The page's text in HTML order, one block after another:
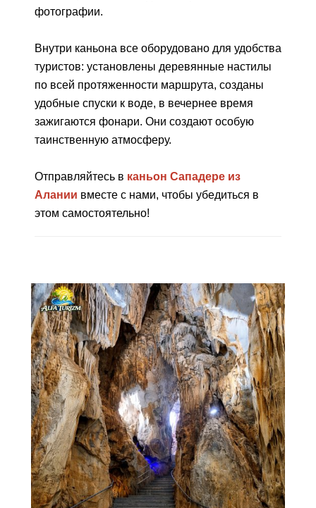
фотографии.
Внутри каньона все оборудовано для удобства
туристов: установлены деревянные настилы
по всей протяженности маршрута, созданы
удобные спуски к воде, в вечернее время
зажигаются фонари. Они создают особую
таинственную атмосферу.
Отправляйтесь в каньон Сападере из
Алании вместе с нами, чтобы убедиться в
этом самостоятельно!